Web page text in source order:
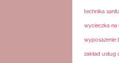
technika
wycieczka na
wyposażenie
zakład